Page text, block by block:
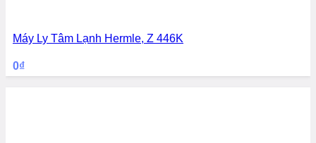
Máy Ly Tâm Lạnh Hermle, Z 446K
0₫